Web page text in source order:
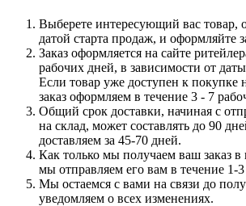
Выберете интересующий вас товар,
датой старта продаж, и оформляйте
Заказ оформляется на сайте
рабочих дней, в зависимости от
Если товар уже доступен к покупке
заказ оформляем в течение 3 - 7
Общий срок доставки, начиная с
на склад, может составлять до 90
доставляем за 45-70 дней.
Как только мы получаем ваш заказ
мы отправляем его вам в течение 1-
Мы остаемся с вами на связи до
уведомляем о всех изменениях.